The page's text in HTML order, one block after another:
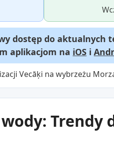
dostęp do aktualnych
aplikacjom na iOS i
Vecāķi na wybrzeżu
Trendy